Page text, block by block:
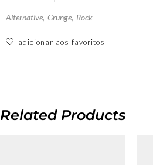
Alternative, Grunge, Rock
adicionar aos favoritos
Related Products